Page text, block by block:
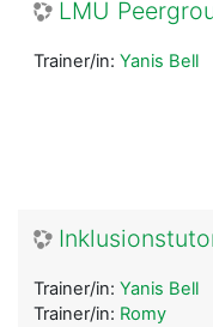
LMU
Trainer/in: Yanis Bell
Trainer/in: Yanis Bell
Trainer/in: Romy